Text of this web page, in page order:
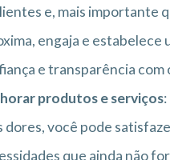
e, mais importante
engaja e estabelece
e transparência com
produtos e serviços
dores, você pode
que ainda não